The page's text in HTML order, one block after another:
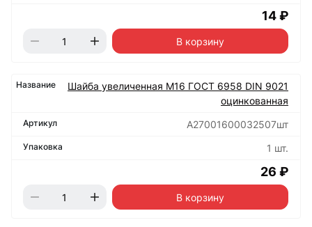
14 ₽
В корзину
Шайба увеличенная М16 ГОСТ 6958 DIN 9021
оцинкованная
А27001600032507шт
1 шт.
26 ₽
В корзину